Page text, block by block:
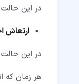
در این
ارتعاش
در این
هر زمان که